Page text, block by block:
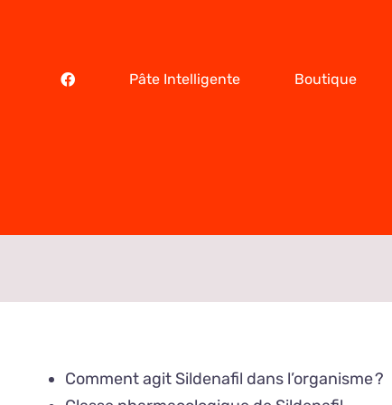
Pâte Intelligente Boutique
Comment agit Sildenafil dans l’organisme ?